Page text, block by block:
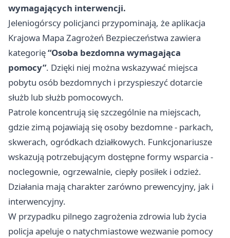
wymagających interwencji.
Jeleniogórscy policjanci przypominają, że aplikacja
Krajowa Mapa Zagrożeń Bezpieczeństwa zawiera
kategorię“Osoba bezdomna wymagająca
pomocy”. Dzięki niej można wskazywać miejsca
pobytu osób bezdomnych i przyspieszyć dotarcie
służb lub służb pomocowych.
Patrole koncentrują się szczególnie na miejscach,
gdzie zimą pojawiają się osoby bezdomne - parkach,
skwerach, ogródkach działkowych. Funkcjonariusze
wskazują potrzebującym dostępne formy wsparcia -
noclegownie, ogrzewalnie, ciepły posiłek i odzież.
Działania mają charakter zarówno prewencyjny, jak i
interwencyjny.
W przypadku pilnego zagrożenia zdrowia lub życia
policja apeluje o natychmiastowe wezwanie pomocy